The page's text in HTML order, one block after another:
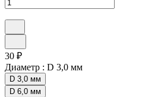
30 ₽
Диаметр : D 3,0 мм
D 3,0 мм
D 6,0 мм